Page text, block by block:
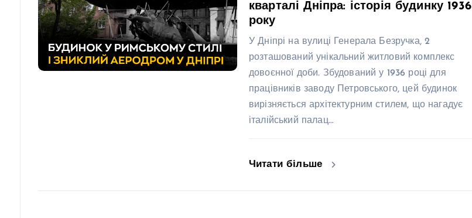
кварталі Дніпра: історія будинку 1936
року
У Дніпрі на вулиці Генерала Безручка, 2
розташований унікальний житловий комплекс
довоєнної доби. Збудований у 1936 році для
працівників заводу Петровського, цей будинок
вирізняється архітектурним стилем, що нагадує
італійський палац…
Читати більше